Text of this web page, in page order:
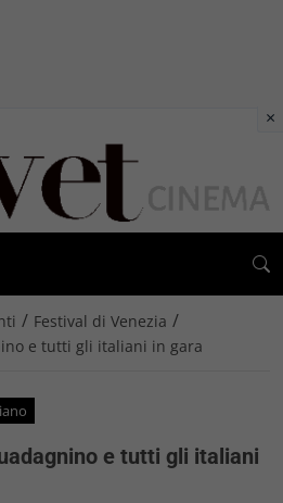
/ Festival di Venezia /
e tutti gli italiani in gara
e tutti gli italiani
×